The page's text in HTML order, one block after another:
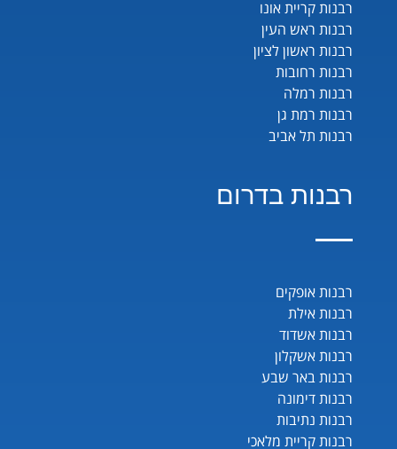
רבנות קריית אונו
רבנות ראש העין
רבנות ראשון לציון
רבנות רחובות
רבנות רמלה
רבנות רמת גן
רבנות תל אביב
רבנות בדרום
רבנות אופקים
רבנות אילת
רבנות אשדוד
רבנות אשקלון
רבנות באר שבע
רבנות דימונה
רבנות נתיבות
רבנות קריית מלאכי